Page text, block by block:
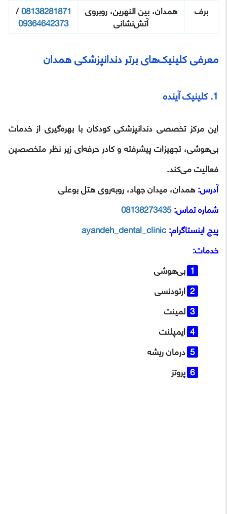
برف همدان، بین النهرین، روبروی
آتش‌نشانی
08138281871
/
09364642373
معرفی کلینیک‌های برتر دندانپزشکی همدان
1. کلینیک آینده
این مرکز تخصصی دندانپزشکی کودکان با بهره‌گیری از خدمات
بی‌هوشی، تجهیزات پیشرفته و کادر حرفه‌ای زیر نظر متخصصین
فعالیت می‌کند.
آدرس:همدان، میدان جهاد، روبه‌روی هتل بوعلی
شماره تماس:08138273435
پیج اینستاگرام:ayandeh_dental_clinic
خدمات:
بی‌هوشی
ارتودنسی
لمینت
ایمپلنت
درمان ریشه
پروتز